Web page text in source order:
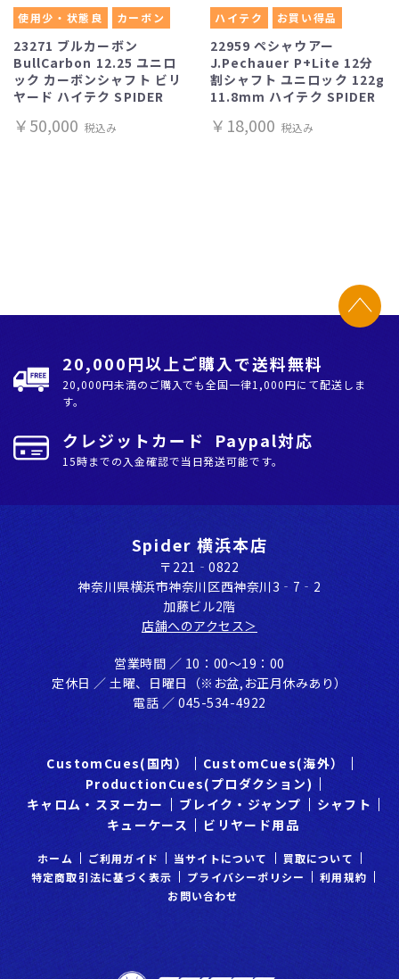
使用少・状態良 カーボン
23271 ブルカーボン
BullCarbon 12.25 ユニロ
ック カーボンシャフト ビリ
ヤード ハイテク SPIDER
￥50,000 税込み
ハイテク お買い得品
22959 ペシャウアー
J.Pechauer P+Lite 12分
割シャフト ユニロック 122g
11.8mm ハイテク SPIDER
￥18,000 税込み
20,000円以上ご購入で送料無料
20,000円未満のご購入でも全国⼀律1,000円にて配送しま
す。
クレジットカード Paypal対応
15時までの入金確認で当日発送可能です。
Spider 横浜本店
〒221‐0822
神奈川県横浜市神奈川区⻄神奈川3‐7‐2
加藤ビル2階
店舗へのアクセス＞
営業時間 ／ 10：00〜19：00
定休⽇ ／ ⼟曜、⽇曜⽇（※お盆,お正⽉休みあり）
電話 ／ 045-534-4922
CustomCues(国内）
CustomCues(海外）
ProductionCues(プロダクション)
キャロム・スヌーカー
ブレイク・ジャンプ
シャフト
キューケース
ビリヤード用品
ホーム ご利⽤ガイド 当サイトについて
買取について
特定商取引法に基づく表示
プライバシーポリシー
利⽤規約
お問い合わせ